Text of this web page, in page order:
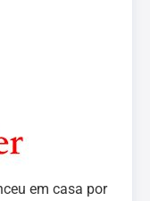
em casa por